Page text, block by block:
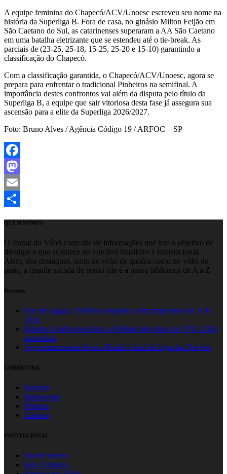
A equipe feminina do Chapecó/ACV/Unoesc escreveu seu nome na
história da Superliga B. Fora de casa, no ginásio Milton Feijão em
São Caetano do Sul, as catarinenses superaram a AA São Caetano
em uma batalha eletrizante que se estendeu até o tie-break. As
parciais de (23-25, 25-18, 15-25, 25-20 e 15-10) garantindo a
classificação do Chapecó.
Com a classificação garantida, o Chapecó/ACV/Unoesc, agora se
prepara para enfrentar o tradicional Pinheiros na semifinal. A
importância destes confrontos vai além da disputa pelo título da
Superliga B, a equipe que sair vitoriosa desta fase já assegura sua
ascensão para a elite da Superliga 2026/2027.
Foto: Bruno Alves / Agência Código 19 / ARFOC – SP
Facebook
Mastodon
Email
QUEM SOMOS
O Jornal do Vôlei é um site de informações que tem o objetivo de
divulgar o que acontece no voleibol brasileiro e internacional.
Além, dos destaques, tanto no vôlei de quadra como no vôlei de
praia, a grande sacada de nosso site é a nossa biblioteca de A a Z
Recentes
Em um jogaço, Polônia conquista o tricampeonato da VNL
2026
Estados Unidos desafiam a Polônia pelo título da VNL 2026
masculina
Jogo emocionante leva o Brasil à final da Liga das Nações
COBERTURA
Paulista
Paranaense
Mineiro
Carioca
INSTITUCIONAL
Quem Somos
Fale Conosco